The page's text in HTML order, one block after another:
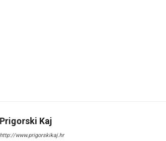
Prigorski Kaj
http://www.prigorskikaj.hr